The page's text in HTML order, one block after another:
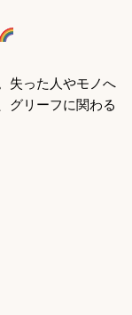
失った人やモノへ
グリーフに関わる